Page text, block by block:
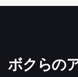
ボクらの